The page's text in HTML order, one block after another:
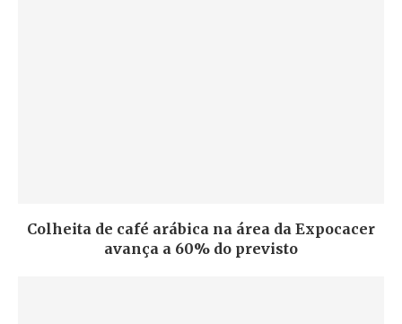
Colheita de café arábica na área da Expocacer
avança a 60% do previsto